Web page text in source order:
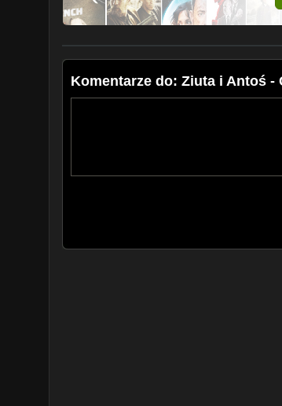
Komentarze do: Ziuta i Antoś -